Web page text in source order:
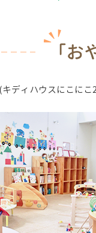
キディハウスにこに